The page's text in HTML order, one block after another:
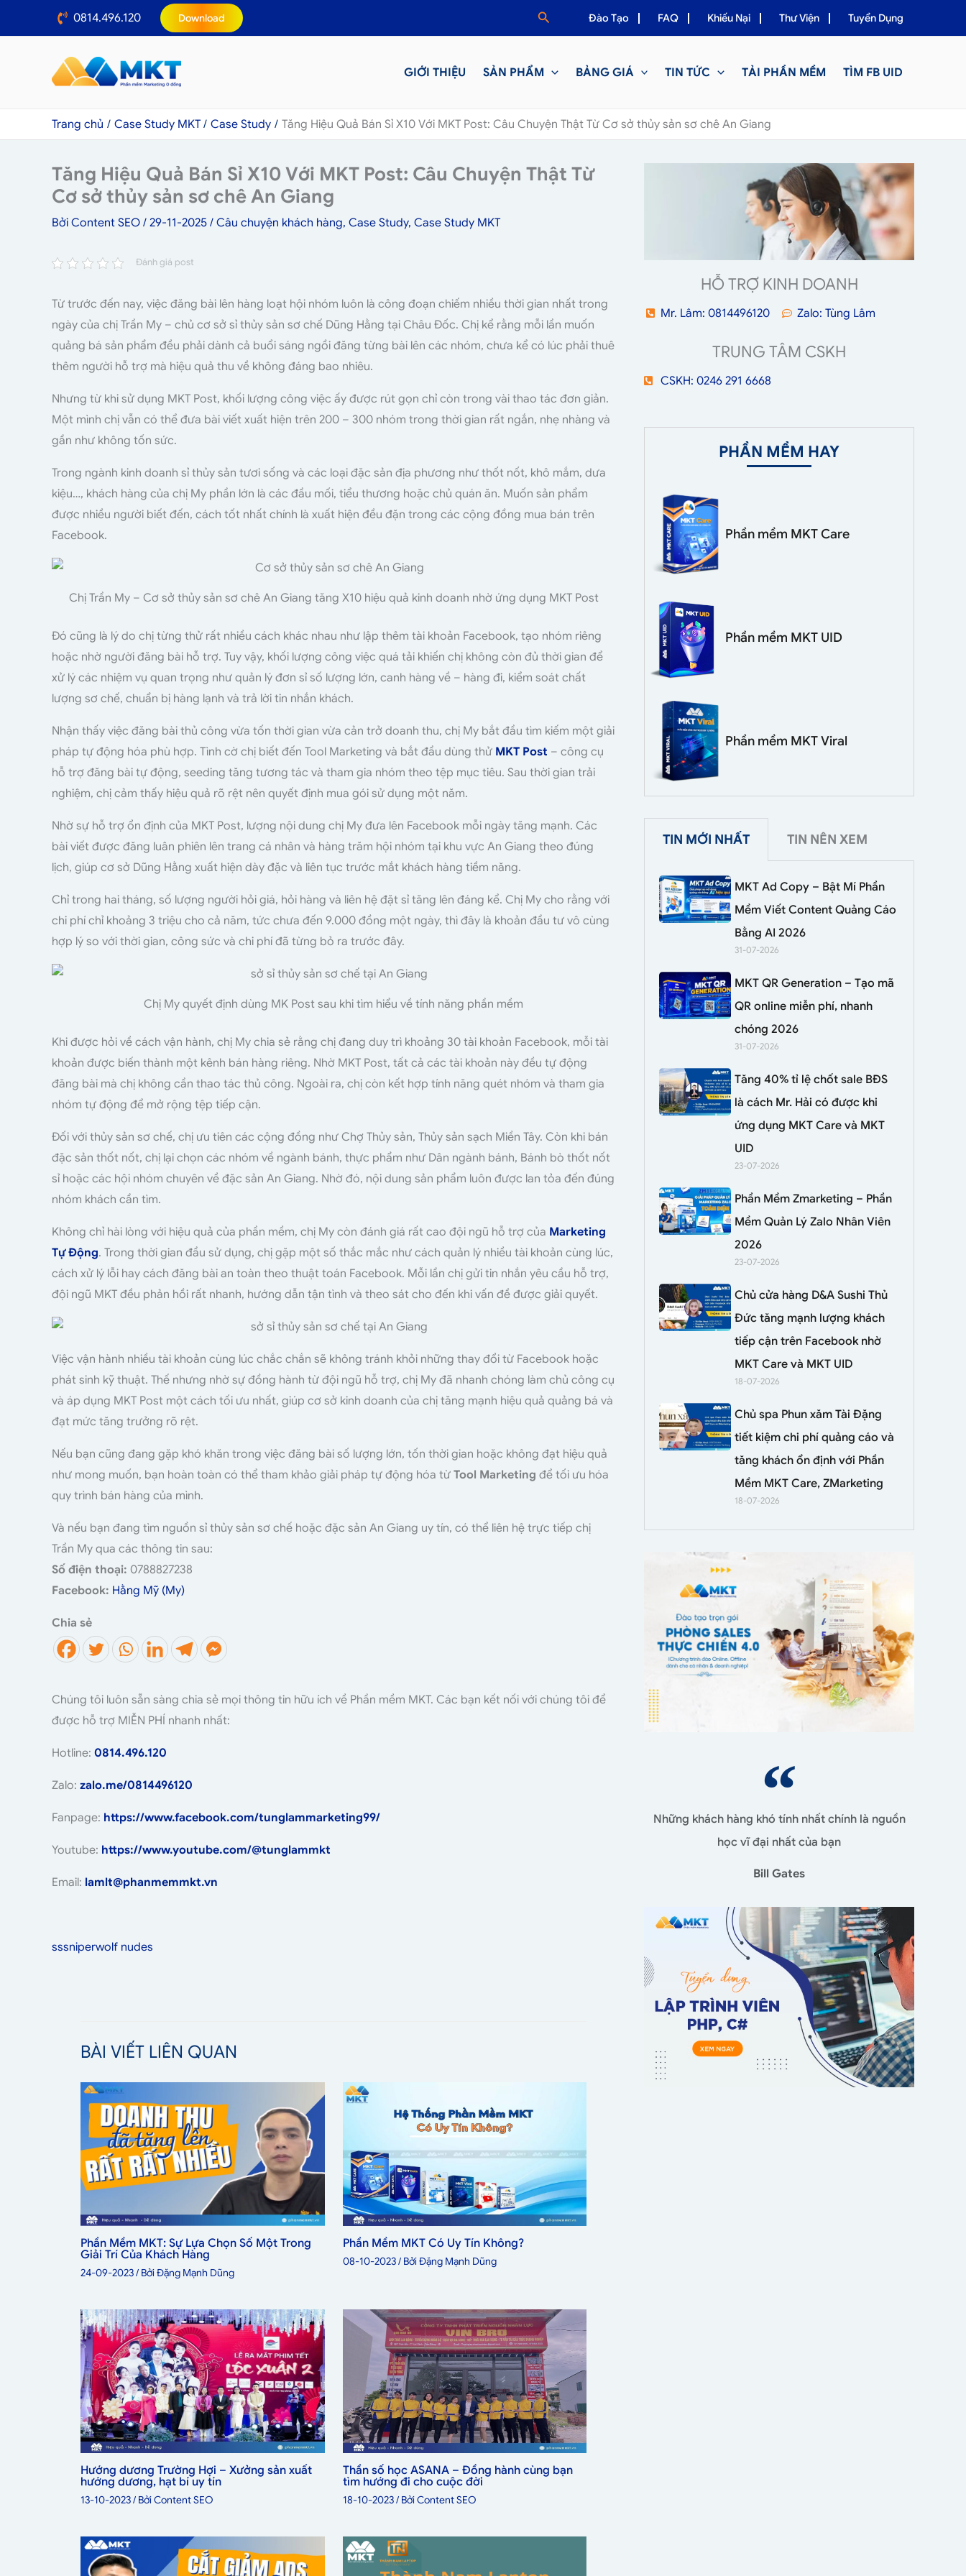
0814.496.120 Download
Tìm
Đào Tạo FAQ Khiếu Nại Thư Viện Tuyển Dụng
GIỚI THIỆU SẢN PHẨM BẢNG GIÁ TIN TỨC TẢI PHẦN MỀM TÌM FB UID
Trang chủ Case Study MKT Case Study Tăng Hiệu Quả Bán Sỉ X10 Với MKT Post: Câu Chuyện Thật Từ Cơ sở thủy sản sơ chê An Giang
Tăng Hiệu Quả Bán Sỉ X10 Với MKT Post: Câu Chuyện Thật Từ
Cơ sở thủy sản sơ chê An Giang
Bởi Content SEO / 29-11-2025 / Câu chuyện khách hàng, Case Study, Case Study MKT
Đánh giá post
Từ trước đến nay, việc đăng bài lên hàng loạt hội nhóm luôn là công đoạn chiếm nhiều thời gian nhất trong
ngày của chị Trần My – chủ cơ sở sỉ thủy sản sơ chế Dũng Hằng tại Châu Đốc. Chị kể rằng mỗi lần muốn
quảng bá sản phẩm đều phải dành cả buổi sáng ngồi đăng từng bài lên các nhóm, chưa kể có lúc phải thuê
thêm người hỗ trợ mà hiệu quả thu về không đáng bao nhiêu.
Nhưng từ khi sử dụng MKT Post, khối lượng công việc ấy được rút gọn chỉ còn trong vài thao tác đơn giản.
Một mình chị vẫn có thể đưa bài viết xuất hiện trên 200 – 300 nhóm trong thời gian rất ngắn, nhẹ nhàng và
gần như không tốn sức.
Trong ngành kinh doanh sỉ thủy sản tươi sống và các loại đặc sản địa phương như thốt nốt, khô mắm, dưa
kiệu…, khách hàng của chị My phần lớn là các đầu mối, tiểu thương hoặc chủ quán ăn. Muốn sản phẩm
được nhiều người biết đến, cách tốt nhất chính là xuất hiện đều đặn trong các cộng đồng mua bán trên
Facebook.
Chị Trần My – Cơ sở thủy sản sơ chê An Giang tăng X10 hiệu quả kinh doanh nhờ ứng dụng MKT Post
Đó cũng là lý do chị từng thử rất nhiều cách khác nhau như lập thêm tài khoản Facebook, tạo nhóm riêng
hoặc nhờ người đăng bài hỗ trợ. Tuy vậy, khối lượng công việc quá tải khiến chị không còn đủ thời gian để
xử lý các nhiệm vụ quan trọng như quản lý đơn sỉ số lượng lớn, canh hàng về – hàng đi, kiểm soát chất
lượng sơ chế, chuẩn bị hàng lạnh và trả lời tin nhắn khách.
Nhận thấy việc đăng bài thủ công vừa tốn thời gian vừa cản trở doanh thu, chị My bắt đầu tìm kiếm một giải
pháp tự động hóa phù hợp. Tình cờ chị biết đến Tool Marketing và bắt đầu dùng thử MKT Post – công cụ
hỗ trợ đăng bài tự động, seeding tăng tương tác và tham gia nhóm theo tệp mục tiêu. Sau thời gian trải
nghiệm, chị cảm thấy hiệu quả rõ rệt nên quyết định mua gói sử dụng một năm.
Nhờ sự hỗ trợ ổn định của MKT Post, lượng nội dung chị My đưa lên Facebook mỗi ngày tăng mạnh. Các
bài viết được đăng luân phiên lên trang cá nhân và hàng trăm hội nhóm tại khu vực An Giang theo đúng
lịch, giúp cơ sở Dũng Hằng xuất hiện dày đặc và liên tục trước mắt khách hàng tiềm năng.
Chỉ trong hai tháng, số lượng người hỏi giá, hỏi hàng và liên hệ đặt sỉ tăng lên đáng kể. Chị My cho rằng với
chi phí chỉ khoảng 3 triệu cho cả năm, tức chưa đến 9.000 đồng một ngày, thì đây là khoản đầu tư vô cùng
hợp lý so với thời gian, công sức và chi phí đã từng bỏ ra trước đây.
Chị My quyết định dùng MK Post sau khi tìm hiểu về tính năng phần mềm
Khi được hỏi về cách vận hành, chị My chia sẻ rằng chị đang duy trì khoảng 30 tài khoản Facebook, mỗi tài
khoản được biến thành một kênh bán hàng riêng. Nhờ MKT Post, tất cả các tài khoản này đều tự động
đăng bài mà chị không cần thao tác thủ công. Ngoài ra, chị còn kết hợp tính năng quét nhóm và tham gia
nhóm tự động để mở rộng tệp tiếp cận.
Đối với thủy sản sơ chế, chị ưu tiên các cộng đồng như Chợ Thủy sản, Thủy sản sạch Miền Tây. Còn khi bán
đặc sản thốt nốt, chị lại chọn các nhóm về ngành bánh, thực phẩm như Dân ngành bánh, Bánh bò thốt nốt
sỉ hoặc các hội nhóm chuyên về đặc sản An Giang. Nhờ đó, nội dung sản phẩm luôn được lan tỏa đến đúng
nhóm khách cần tìm.
Không chỉ hài lòng với hiệu quả của phần mềm, chị My còn đánh giá rất cao đội ngũ hỗ trợ của Marketing
Tự Động. Trong thời gian đầu sử dụng, chị gặp một số thắc mắc như cách quản lý nhiều tài khoản cùng lúc,
cách xử lý lỗi hay cách đăng bài an toàn theo thuật toán Facebook. Mỗi lần chị gửi tin nhắn yêu cầu hỗ trợ,
đội ngũ MKT đều phản hồi rất nhanh, hướng dẫn tận tình và theo sát cho đến khi vấn đề được giải quyết.
Việc vận hành nhiều tài khoản cùng lúc chắc chắn sẽ không tránh khỏi những thay đổi từ Facebook hoặc
phát sinh kỹ thuật. Thế nhưng nhờ sự đồng hành từ đội ngũ hỗ trợ, chị My đã nhanh chóng làm chủ công cụ
và áp dụng MKT Post một cách tối ưu nhất, giúp cơ sở kinh doanh của chị tăng mạnh hiệu quả quảng bá và
đạt mức tăng trưởng rõ rệt.
Nếu bạn cũng đang gặp khó khăn trong việc đăng bài số lượng lớn, tốn thời gian hoặc không đạt hiệu quả
như mong muốn, bạn hoàn toàn có thể tham khảo giải pháp tự động hóa từ Tool Marketing để tối ưu hóa
quy trình bán hàng của mình.
Và nếu bạn đang tìm nguồn sỉ thủy sản sơ chế hoặc đặc sản An Giang uy tín, có thể liên hệ trực tiếp chị
Trần My qua các thông tin sau:
Số điện thoại: 0788827238
Facebook: Hằng Mỹ (My)
Chia sẻ
Chúng tôi luôn sẵn sàng chia sẻ mọi thông tin hữu ích về Phần mềm MKT. Các bạn kết nối với chúng tôi để
được hỗ trợ MIỄN PHÍ nhanh nhất:
Hotline: 0814.496.120
Zalo: zalo.me/0814496120
Fanpage: https://www.facebook.com/tunglammarketing99/
Youtube: https://www.youtube.com/@tunglammkt
Email: lamlt@phanmemmkt.vn
sssniperwolf nudes
BÀI VIẾT LIÊN QUAN
Phần Mềm MKT: Sự Lựa Chọn Số Một Trong
Giải Trí Của Khách Hàng
24-09-2023/ BởiĐặng Mạnh Dũng
Phần Mềm MKT Có Uy Tín Không?
08-10-2023/ BởiĐặng Mạnh Dũng
Hướng dương Trường Hợi – Xưởng sản xuất
hướng dương, hạt bí uy tín
13-10-2023/ BởiContent SEO
Thần số học ASANA – Đồng hành cùng bạn
tìm hướng đi cho cuộc đời
18-10-2023/ BởiContent SEO
HỖ TRỢ KINH DOANH
Mr. Lâm: 0814496120 Zalo: Tùng Lâm
TRUNG TÂM CSKH
CSKH: 0246 291 6668
PHẦN MỀM HAY
Phần mềm MKT Care
Phần mềm MKT UID
Phần mềm MKT Viral
TIN MỚI NHẤT TIN NÊN XEM
MKT Ad Copy – Bật Mí Phần
Mềm Viết Content Quảng Cáo
Bằng AI 2026
31-07-2026
MKT QR Generation – Tạo mã
QR online miễn phí, nhanh
chóng 2026
31-07-2026
Tăng 40% tỉ lệ chốt sale BĐS
là cách Mr. Hải có được khi
ứng dụng MKT Care và MKT
UID
23-07-2026
Phần Mềm Zmarketing – Phần
Mềm Quản Lý Zalo Nhân Viên
2026
23-07-2026
Chủ cửa hàng D&A Sushi Thủ
Đức tăng mạnh lượng khách
tiếp cận trên Facebook nhờ
MKT Care và MKT UID
18-07-2026
Chủ spa Phun xăm Tài Đặng
tiết kiệm chi phí quảng cáo và
tăng khách ổn định với Phần
Mềm MKT Care, ZMarketing
18-07-2026
Những khách hàng khó tính nhất chính là nguồn
học vĩ đại nhất của bạn
Bill Gates